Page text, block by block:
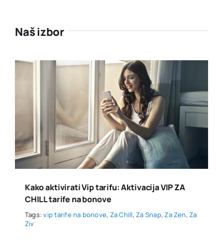
Naš izbor
Kako aktivirati Vip tarifu: Aktivacija VIP ZA
CHILL tarife na bonove
Tags:vip tarife na bonove, Za Chill,Za Snap,Za Zen,Za
Ziv